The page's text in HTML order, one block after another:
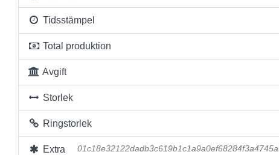
Tidsstämpel
Total produktion
Avgift
Storlek
Ringstorlek
Extra